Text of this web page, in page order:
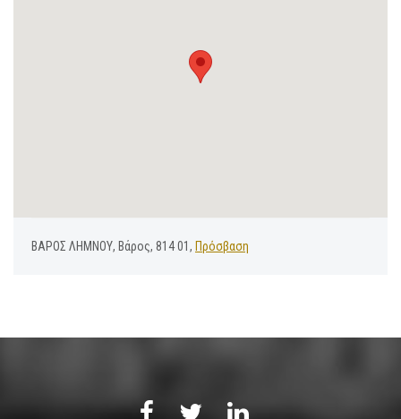
ΒΑΡΟΣ ΛΗΜΝΟΥ, Βάρος, 814 01, Πρόσβαση